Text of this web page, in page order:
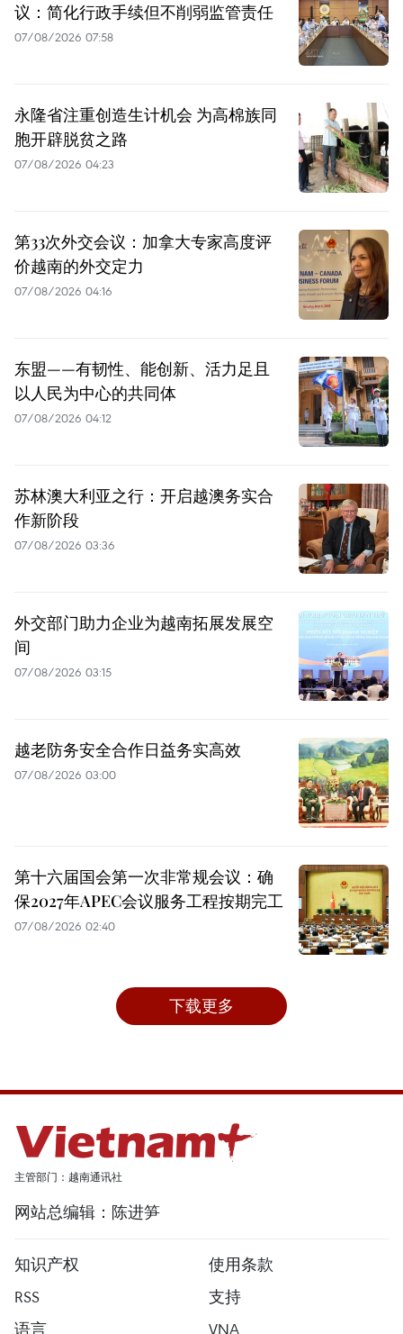
议：简化行政手续但不削弱监管责任
07/08/2026 07:58
永隆省注重创造生计机会 为高棉族同
胞开辟脱贫之路
07/08/2026 04:23
第33次外交会议：加拿大专家高度评
价越南的外交定力
07/08/2026 04:16
东盟——有韧性、能创新、活力足且
以人民为中心的共同体
07/08/2026 04:12
苏林澳大利亚之行：开启越澳务实合
作新阶段
07/08/2026 03:36
外交部门助力企业为越南拓展发展空
间
07/08/2026 03:15
越老防务安全合作日益务实高效
07/08/2026 03:00
第十六届国会第一次非常规会议：确
保2027年APEC会议服务工程按期完工
07/08/2026 02:40
下载更多
主管部门：越南通讯社
网站总编辑：陈进笋
知识产权
使用条款
RSS
支持
语言
VNA